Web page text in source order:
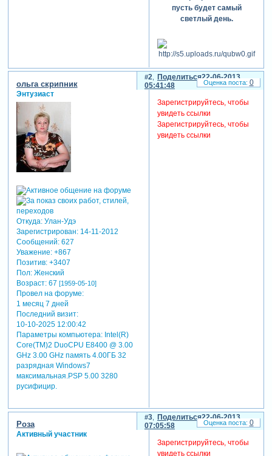
пусть будет самый
светлый день.
Поделиться
2
22-06-2013
05:41:48
ольга скрипник
Энтузиаст
Откуда:Улан-Удэ
Зарегистрирован: 14-11-2012
Сообщений:627
Уважение: +867
Позитив: +3407
Пол:Женский
Возраст:67 [1959-05-10]
Провел на форуме:
1 месяц 7 дней
Последний визит:
10-10-2025 12:00:42
Параметры компьютера:Intel(R)
Core(TM)2 DuoCPU E8400 @ 3.00
GHz 3.00 GHz память 4.00ГБ 32
разрядная Windows7
максимальная.PSP 5.00 3280
русифицир.
Зарегистрируйтесь, чтобы
увидеть ссылки
Зарегистрируйтесь, чтобы
увидеть ссылки
0
Поделиться
3
22-06-2013
07:05:58
Роза
Активный участник
Зарегистрируйтесь, чтобы
увидеть ссылки
0